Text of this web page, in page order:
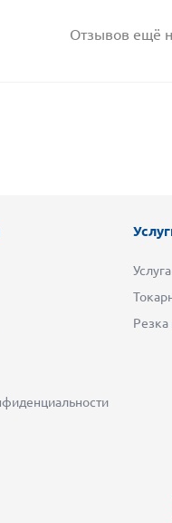
Отзывов ещё
Резка